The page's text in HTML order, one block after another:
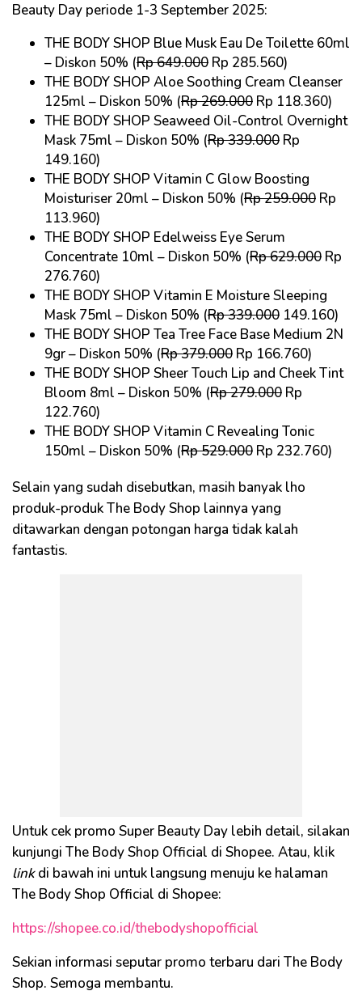
Beauty Day periode 1-3 September 2025:
THE BODY SHOP Blue Musk Eau De Toilette 60ml
– Diskon 50% (Rp 649.000 Rp 285.560)
THE BODY SHOP Aloe Soothing Cream Cleanser
125ml – Diskon 50% (Rp 269.000 Rp 118.360)
THE BODY SHOP Seaweed Oil-Control Overnight
Mask 75ml – Diskon 50% (Rp 339.000 Rp
149.160)
THE BODY SHOP Vitamin C Glow Boosting
Moisturiser 20ml – Diskon 50% (Rp 259.000 Rp
113.960)
THE BODY SHOP Edelweiss Eye Serum
Concentrate 10ml – Diskon 50% (Rp 629.000 Rp
276.760)
THE BODY SHOP Vitamin E Moisture Sleeping
Mask 75ml – Diskon 50% (Rp 339.000 149.160)
THE BODY SHOP Tea Tree Face Base Medium 2N
9gr – Diskon 50% (Rp 379.000 Rp 166.760)
THE BODY SHOP Sheer Touch Lip and Cheek Tint
Bloom 8ml – Diskon 50% (Rp 279.000 Rp
122.760)
THE BODY SHOP Vitamin C Revealing Tonic
150ml – Diskon 50% (Rp 529.000 Rp 232.760)
Selain yang sudah disebutkan, masih banyak lho
produk-produk The Body Shop lainnya yang
ditawarkan dengan potongan harga tidak kalah
fantastis.
Untuk cek promo Super Beauty Day lebih detail, silakan
kunjungi The Body Shop Official di Shopee. Atau, klik
linkdi bawah ini untuk langsung menuju ke halaman
The Body Shop Official di Shopee:
https://shopee.co.id/thebodyshopofficial
Sekian informasi seputar promo terbaru dari The Body
Shop. Semoga membantu.